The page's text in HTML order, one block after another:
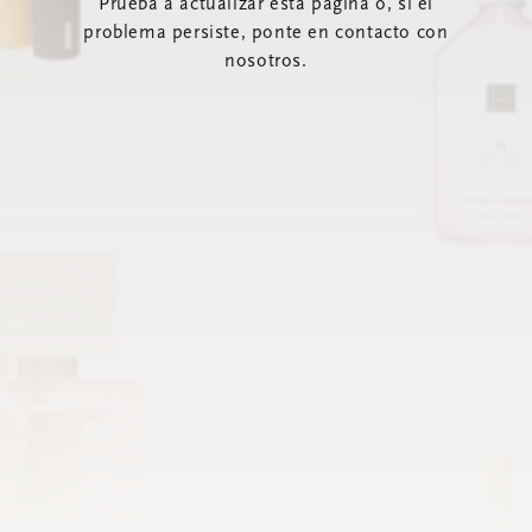
Prueba a actualizar esta página o, si el
problema persiste, ponte en contacto con
nosotros.